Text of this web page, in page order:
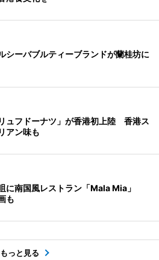
シーバブルティーブランドが蘭桂坊に
ュフドーナツ」が香港初上陸 香港ス
アン味も
に南国風レストラン「Mala Mia」
も
もっと見る